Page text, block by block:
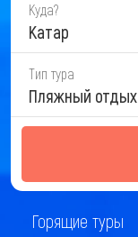
Куда?
Катар
Тип тура
Пляжный отдых
Горящие туры